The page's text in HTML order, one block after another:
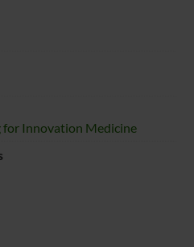
for Innovation Medicine